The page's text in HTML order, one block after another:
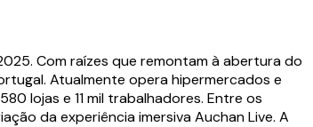
Com raízes que remontam à abertura do
Atualmente opera hipermercados e
lojas e 11 mil trabalhadores. Entre os
da experiência imersiva Auchan Live. A